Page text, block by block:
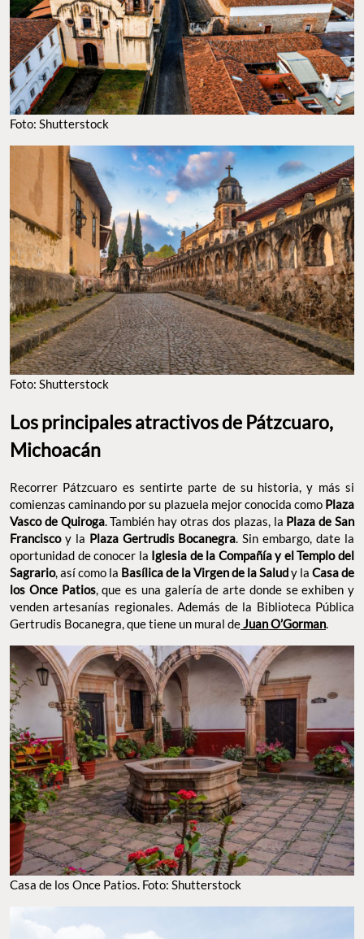
Foto: Shutterstock
Foto: Shutterstock
Los principales atractivos de Pátzcuaro,
Michoacán
Recorrer Pátzcuaro es sentirte parte de su historia, y más si
comienzas caminando por su plazuela mejor conocida comoPlaza
Vasco de Quiroga. También hay otras dos plazas, la Plaza de San
Franciscoy la Plaza Gertrudis Bocanegra. Sin embargo, date la
oportunidad de conocer la Iglesia de la Compañía y el Templo del
Sagrario, así como la Basílica de la Virgen de la Saludy la Casa de
los Once Patios, que es una galería de arte donde se exhiben y
venden artesanías regionales. Además de la Biblioteca Pública
Gertrudis Bocanegra, que tiene un mural deJuan O’Gorman.
Casa de los Once Patios. Foto: Shutterstock